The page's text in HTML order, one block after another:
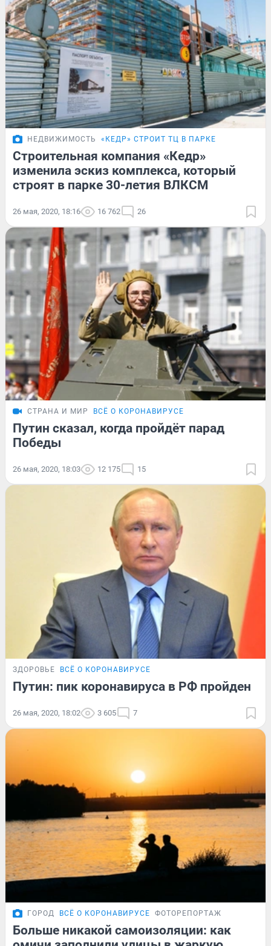
НЕДВИЖИМОСТЬ «КЕДР» СТРОИТ ТЦ В ПАРКЕ
Строительная компания «Кедр»
изменила эскиз комплекса, который
строят в парке 30-летия ВЛКСМ
26 мая, 2020, 18:16 16 762 26
СТРАНА И МИР ВСЁ О КОРОНАВИРУСЕ
Путин сказал, когда пройдёт парад
Победы
26 мая, 2020, 18:03 12 175 15
ЗДОРОВЬЕ ВСЁ О КОРОНАВИРУСЕ
Путин: пик коронавируса в РФ пройден
26 мая, 2020, 18:02 3 605 7
ГОРОД ВСЁ О КОРОНАВИРУСЕ ФОТОРЕПОРТАЖ
Больше никакой самоизоляции: как